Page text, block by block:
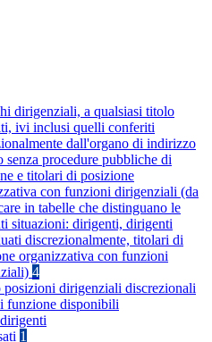
dirigenziali, a qualsiasi titolo
ivi inclusi quelli conferiti
dall'organo di indirizzo
senza procedure pubbliche di
e titolari di posizione
con funzioni dirigenziali (da
in tabelle che distinguano le
situazioni: dirigenti, dirigenti
discrezionalmente, titolari di
organizzativa con funzioni
4
posizioni dirigenziali discrezionali
funzione disponibili
1